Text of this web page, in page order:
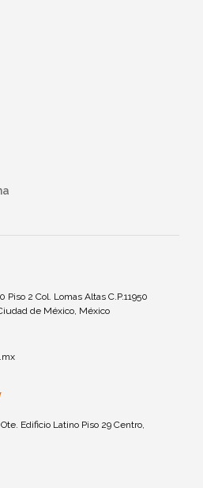
Piso 2 Col. Lomas Altas C.P.11950
de México, México
Edificio Latino Piso 29 Centro,